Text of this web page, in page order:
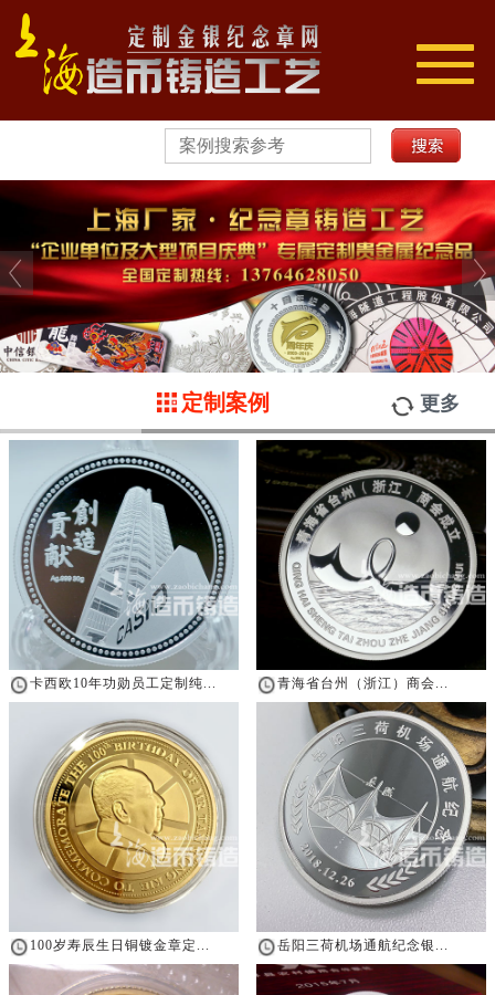
切
换
航
定制案例 更多
卡西欧10年功勋员工定制纯... 青海省台州（浙江）商会...
100岁寿辰生日铜镀金章定... 岳阳三荷机场通航纪念银...